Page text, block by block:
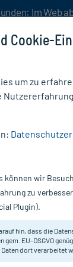
Im Web
Nur für kurze
Cookie-
um zu
können wir
zu
Plugin).
hin, dass die
gem. EU-DSGVO
Daten dort verarbeitet